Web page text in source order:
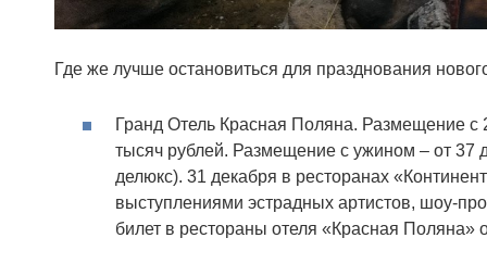
Где же лучше остановиться для празднования
Гранд Отель Красная Поляна. Размещение с
тысяч рублей. Размещение с ужином – от 37
делюкс). 31 декабря в ресторанах
выступлениями эстрадных артистов, шоу-
билет в рестораны отеля «Красная Поляна»